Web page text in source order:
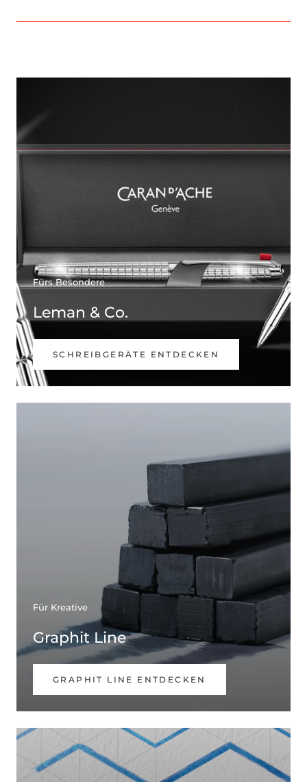
Fürs Besondere
Leman & Co.
SCHREIBGERÄTE ENTDECKEN
Für Kreative
Graphit Line
GRAPHIT LINE ENTDECKEN